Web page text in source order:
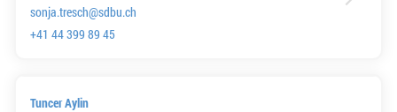
sonja.tresch@sdbu.ch
+41 44 399 89 45
Tuncer Aylin